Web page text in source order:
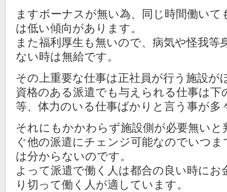
ますボーナスが無い為、同じ時間働いて
は低い傾向があります。
また福利厚生も無いので、病気や怪我等
ない時は無給です。
その上重要な仕事は正社員が行う施設が
資格のある派遣でも与えられる仕事は下
等、体力のいる仕事ばかりと言う事が多
それにもかかわらず施設側が必要無い
ぐ他の派遣にチェンジ可能なのでいつ
は分からないのです。
よって派遣で働く人は都合の良い時にお
り切って働く人が適しています。